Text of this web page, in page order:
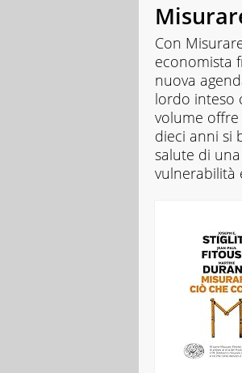
Con
economista
nuova
lordo inteso
volume
dieci anni si
salute di
vulnerabilità